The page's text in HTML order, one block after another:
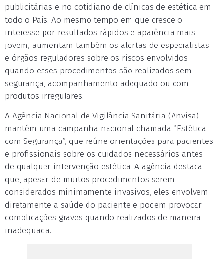
publicitárias e no cotidiano de clínicas de estética em
todo o País. Ao mesmo tempo em que cresce o
interesse por resultados rápidos e aparência mais
jovem, aumentam também os alertas de especialistas
e órgãos reguladores sobre os riscos envolvidos
quando esses procedimentos são realizados sem
segurança, acompanhamento adequado ou com
produtos irregulares.
A Agência Nacional de Vigilância Sanitária (Anvisa)
mantém uma campanha nacional chamada “Estética
com Segurança”, que reúne orientações para pacientes
e profissionais sobre os cuidados necessários antes
de qualquer intervenção estética. A agência destaca
que, apesar de muitos procedimentos serem
considerados minimamente invasivos, eles envolvem
diretamente a saúde do paciente e podem provocar
complicações graves quando realizados de maneira
inadequada.